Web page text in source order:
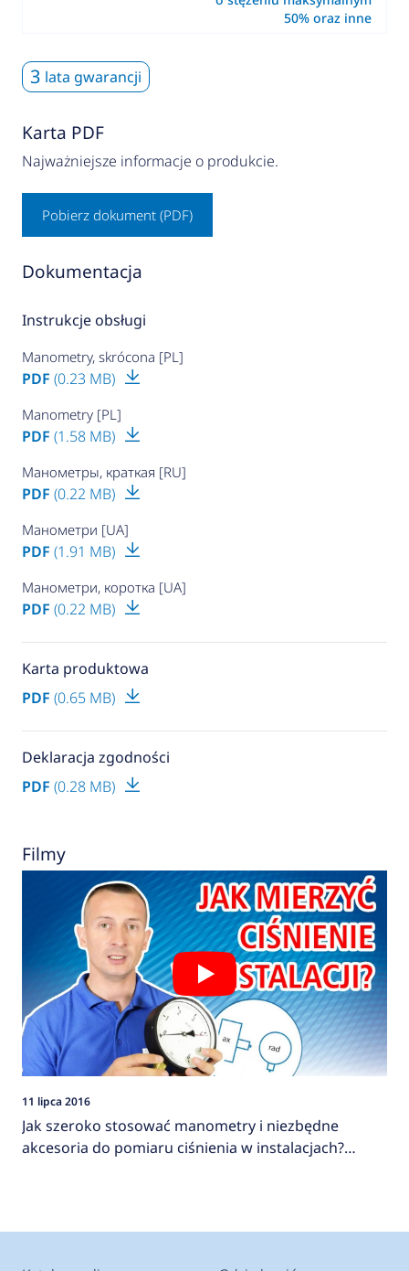
50% oraz inne
3 lata gwarancji
Karta PDF
Najważniejsze informacje o produkcie.
Pobierz dokument (PDF)
Dokumentacja
Instrukcje obsługi
Manometry, skrócona [PL]
PDF (0.23 MB)
Manometry [PL]
PDF (1.58 MB)
Манометры, краткая [RU]
PDF (0.22 MB)
Манометри [UA]
PDF (1.91 MB)
Манометри, коротка [UA]
PDF (0.22 MB)
Karta produktowa
PDF (0.65 MB)
Deklaracja zgodności
PDF (0.28 MB)
Filmy
11 lipca 2016
Jak szeroko stosować manometry i niezbędne
akcesoria do pomiaru ciśnienia w instalacjach?